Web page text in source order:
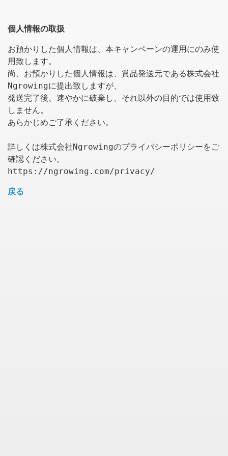
個人情報の取扱
お預かりした個人情報は、本キャンペーンの運用にのみ使
用致します。
尚、お預かりした個人情報は、賞品発送元である株式会社
Ngrowingに提出致しますが、
発送完了後、速やかに破棄し、それ以外の目的では使用致
しません。
あらかじめご了承ください。
詳しくは株式会社Ngrowingのプライバシーポリシーをご
確認ください。
https://ngrowing.com/privacy/
戻る